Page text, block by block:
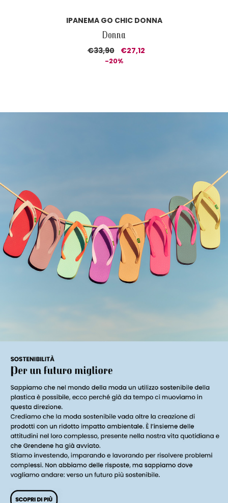
IPANEMA CLASS DREAMY SANDAL DONNA
Donna
€37,90 €26,53
-30%